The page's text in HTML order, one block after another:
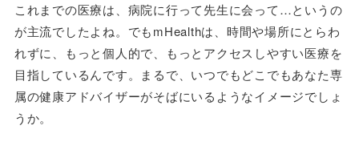
これまでの医療は、病院に行って先生に会って…というの
が主流でしたよね。でもmHealthは、時間や場所にとらわ
れずに、もっと個人的で、もっとアクセスしやすい医療を
目指しているんです。まるで、いつでもどこでもあなた専
属の健康アドバイザーがそばにいるようなイメージでしょ
うか。